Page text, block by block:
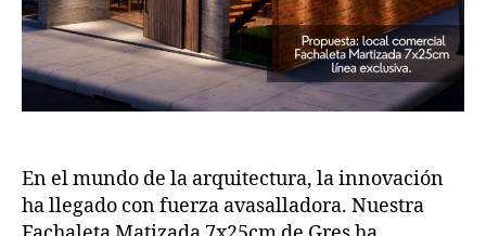
En el mundo de la arquitectura, la innovación
ha llegado con fuerza avasalladora. Nuestra